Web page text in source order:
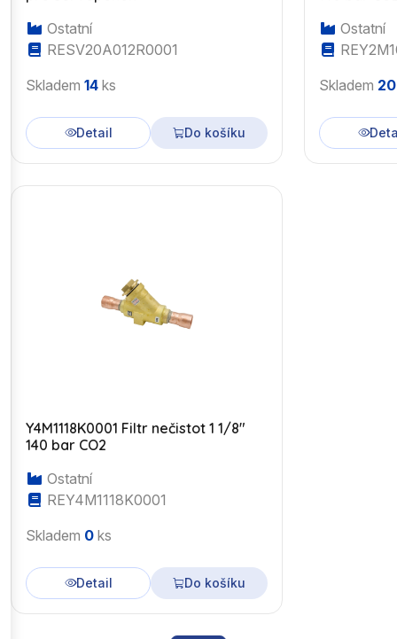
Ostatní
RESV20A012R0001
Skladem 14 ks
Detail Do košíku
Ostatní
Skladem 20
Y4M1118K0001 Filtr nečistot 1 1/8"
140 bar CO2
Ostatní
REY4M1118K0001
Skladem 0 ks
Detail Do košíku